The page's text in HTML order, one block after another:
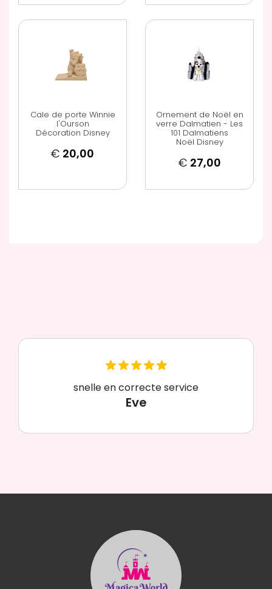
Cale de porte Winnie
l'Ourson
Décoration Disney
€ 20,00
Ornement de Noël en
verre Dalmatien - Les
101 Dalmatiens
Noël Disney
€ 27,00
snelle en correcte service
Eve